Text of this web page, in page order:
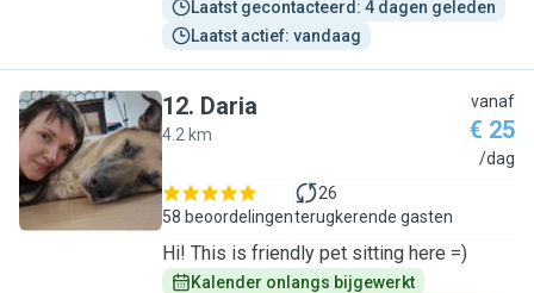
Laatst gecontacteerd: 4 dagen geleden
Laatst actief: vandaag
D
12. Daria
4.2 km
vanaf
€ 25
/dag
58 beoordelingen
26
terugkerende gasten
Hi! This is friendly pet sitting here =)
Kalender onlangs bijgewerkt